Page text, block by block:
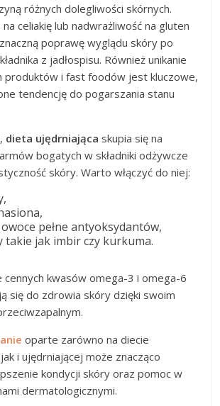
różnych dolegliwości skórnych.
celiakię lub nadwrażliwość na gluten
poprawę wyglądu skóry po
z jadłospisu. Również unikanie
produktów i fast foodów jest kluczowe,
tendencję do pogarszania stanu
dieta ujędrniająca skupia się na
bogatych w składniki odżywcze
skóry. Warto włączyć do niej:
pełne antyoksydantów,
takie jak imbir czy kurkuma.
cennych kwasów omega-3 i omega-6
się do zdrowia skóry dzięki swoim
oparte zarówno na diecie
i ujędrniającej może znacząco
kondycji skóry oraz pomoc w
dermatologicznymi.